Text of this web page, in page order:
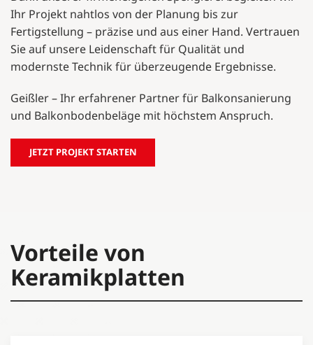
Ihr Projekt nahtlos von der Planung bis zur
Fertigstellung – präzise und aus einer Hand. Vertrauen
Sie auf unsere Leidenschaft für Qualität und
modernste Technik für überzeugende Ergebnisse.
Geißler – Ihr erfahrener Partner für Balkonsanierung
und Balkonbodenbeläge mit höchstem Anspruch.
JETZT PROJEKT STARTEN
Vorteile von
Keramikplatten